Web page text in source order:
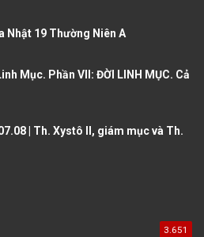
Nhật 19 Thường Niên A
Mục. Phần VII: ĐỜI LINH MỤC. Cả
| Th. Xystô II, giám mục và Th.
3.651